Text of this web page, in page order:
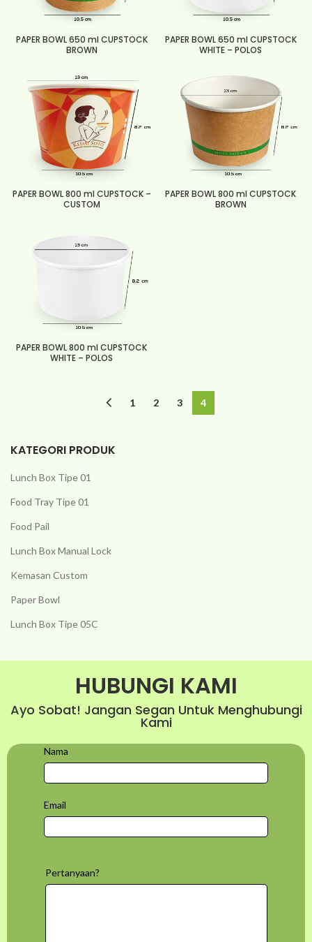
KATEGORI PRODUK
Lunch Box Tipe 01
Food Tray Tipe 01
Food Pail
Lunch Box Manual Lock
Kemasan Custom
Paper Bowl
Lunch Box Tipe 05C
PAPER BOWL 650 ml CUPSTOCK
BROWN
PAPER BOWL 650 ml CUPSTOCK
WHITE – POLOS
PAPER BOWL 800 ml CUPSTOCK –
CUSTOM
PAPER BOWL 800 ml CUPSTOCK
BROWN
PAPER BOWL 800 ml CUPSTOCK
WHITE – POLOS
1 2 3 4
HUBUNGI KAMI
Ayo Sobat! Jangan Segan Untuk Menghubungi
Kami
Nama
Email
Pertanyaan?